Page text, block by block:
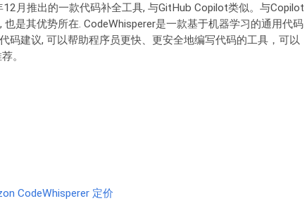
月推出的一款代码补全工具, 与GitHub Copilot类似。与Copilot
是其优势所在. CodeWhisperer是一款基于机器学习的通用代码
码建议, 可以帮助程序员更快、更安全地编写代码的工具，可以
。
CodeWhisperer 定价